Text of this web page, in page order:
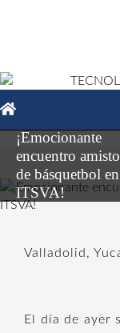
¡Emocionante
encuentro
de básquetbol
ITSVA!
Valladolid,
El día de ayer